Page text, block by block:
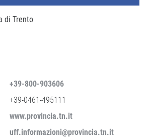
di Trento
+39-800-903606
+39-0461-495111
www.provincia.tn.it
uff.informazioni@provincia.tn.it